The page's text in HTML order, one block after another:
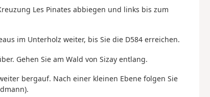
Les Pinates abbiegen und links bis zum
im Unterholz weiter, bis Sie die D584 erreichen.
Gehen Sie am Wald von Sizay entlang.
bergauf. Nach einer kleinen Ebene folgen Sie